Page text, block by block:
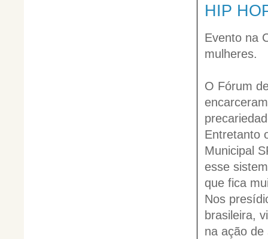
HIP
Evento na
mulheres.
O Fórum
Entretanto
Municipal
esse
que fica
Nos
brasileira,
na ação de